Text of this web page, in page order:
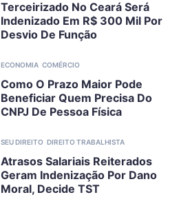
Terceirizado No Ceará Será
Indenizado Em R$ 300 Mil Por
Desvio De Função
ECONOMIA COMÉRCIO
Como O Prazo Maior Pode
Beneficiar Quem Precisa Do
CNPJ De Pessoa Física
SEU DIREITO DIREITO TRABALHISTA
Atrasos Salariais Reiterados
Geram Indenização Por Dano
Moral, Decide TST